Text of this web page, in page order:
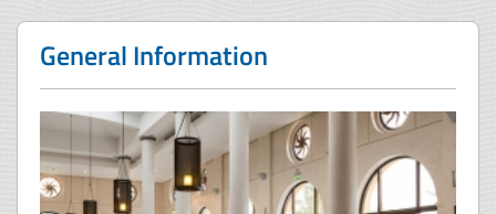
General Information